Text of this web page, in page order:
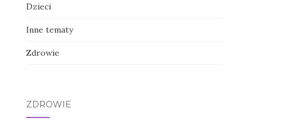
Dzieci
Inne tematy
Zdrowie
ZDROWIE